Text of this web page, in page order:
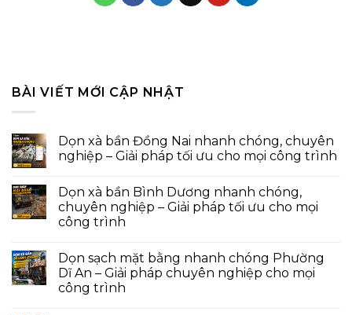
BÀI VIẾT MỚI CẬP NHẬT
Dọn xà bần Đồng Nai nhanh chóng, chuyên
nghiệp – Giải pháp tối ưu cho mọi công trình
Dọn xà bần Bình Dương nhanh chóng,
chuyên nghiệp – Giải pháp tối ưu cho mọi
công trình
Dọn sạch mặt bằng nhanh chóng Phường
Dĩ An – Giải pháp chuyên nghiệp cho mọi
công trình